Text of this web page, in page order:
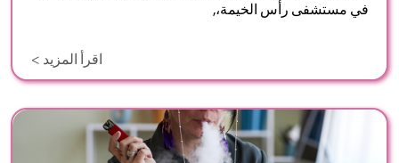
في مستشفى رأس الخيمة،,
اقرأ المزيد >